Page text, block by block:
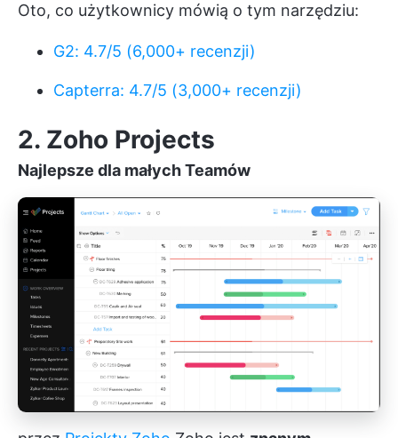
Oto, co użytkownicy mówią o tym narzędziu:
G2: 4.7/5 (6,000+ recenzji)
Capterra: 4.7/5 (3,000+ recenzji)
2. Zoho Projects
Najlepsze dla małych Teamów